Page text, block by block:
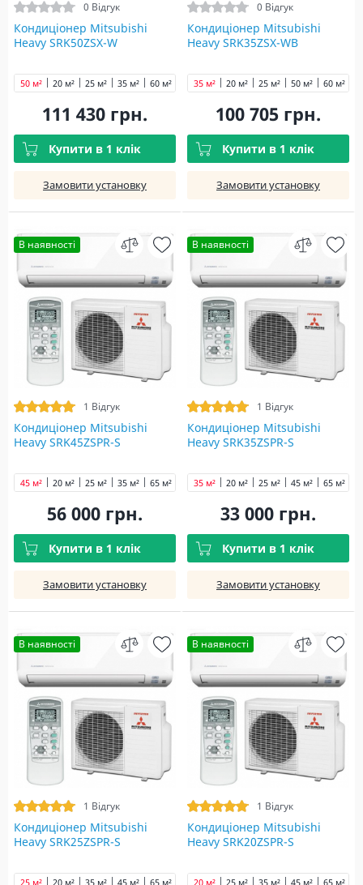
0 Відгук
Кондиціонер Mitsubishi
Heavy SRK50ZSX-W
20 м² 25 м² 35 м²
50 м² 60 м²
111 430 грн.
Купити в 1 клік
Замовити установку
0 Відгук
Кондиціонер Mitsubishi
Heavy SRK35ZSX-WB
20 м² 25 м²
35 м² 50 м² 60 м²
100 705 грн.
Купити в 1 клік
Замовити установку
В наявності
1 Відгук
Кондиціонер Mitsubishi
Heavy SRK45ZSPR-S
20 м² 25 м² 35 м²
45 м² 65 м² 70 м² 80 м²
56 000 грн.
Купити в 1 клік
Замовити установку
В наявності
1 Відгук
Кондиціонер Mitsubishi
Heavy SRK35ZSPR-S
20 м² 25 м²
35 м² 45 м² 65 м²
33 000 грн.
Купити в 1 клік
Замовити установку
В наявності
1 Відгук
Кондиціонер Mitsubishi
Heavy SRK25ZSPR-S
20 м²
25 м² 35 м² 45 м² 65 м² 70 м² 80 м²
В наявності
1 Відгук
Кондиціонер Mitsubishi
Heavy SRK20ZSPR-S
20 м² 25 м² 35 м² 45 м² 65 м²